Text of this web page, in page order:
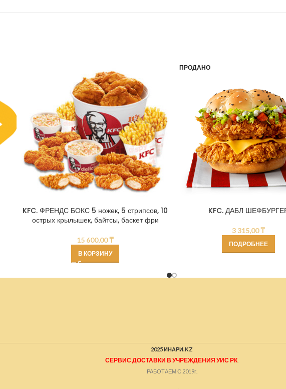
KFC. ФРЕНДС БОКС 5 ножек, 5 стрипсов, 10
острых крылышек, байтсы, баскет фри
15 600,00₸
В КОРЗИНУ
ПРОДАНО
KFC. ДАБЛ
3 315,00₸
ПОДРОБНЕЕ
2025 ИНАРИ.KZ
СЕРВИС ДОСТАВКИ В УЧРЕЖДЕНИЯ УИС РК
РАБОТАЕМ С 2019г.